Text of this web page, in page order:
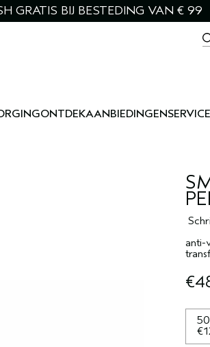
GRATIS BIJ BESTEDING VAN € 99
ONTDEKAANBIEDINGEN
anti-